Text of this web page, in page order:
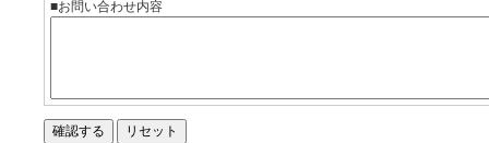
■お問い合わせ内容